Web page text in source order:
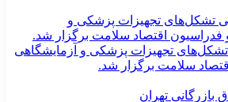
تجهیزات پزشکی و آزمایشگاهی
سلامت برگزار شد.